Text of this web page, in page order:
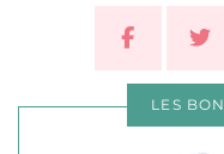
LES